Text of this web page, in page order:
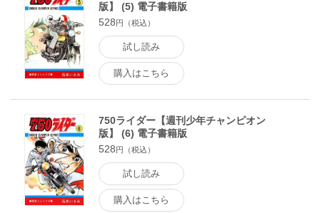
版】 (5) 電子書籍版
528円（税込）
試し読み
購入はこちら
750ライダー【週刊少年チャンピオン
版】 (6) 電子書籍版
528円（税込）
試し読み
購入はこちら